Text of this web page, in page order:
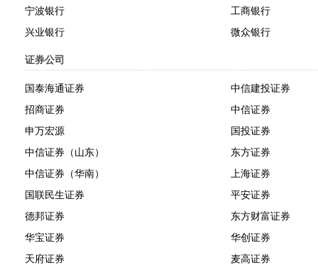
宁波银行
工商银行
兴业银行
微众银行
证券公司
国泰海通证券
中信建投证券
招商证券
中信证券
申万宏源
国投证券
中信证券（山东）
东方证券
中信证券（华南）
上海证券
国联民生证券
平安证券
德邦证券
东方财富证券
华宝证券
华创证券
天府证券
麦高证券